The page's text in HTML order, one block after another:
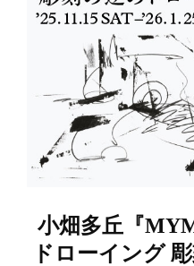
小畑多丘『
ドローイング